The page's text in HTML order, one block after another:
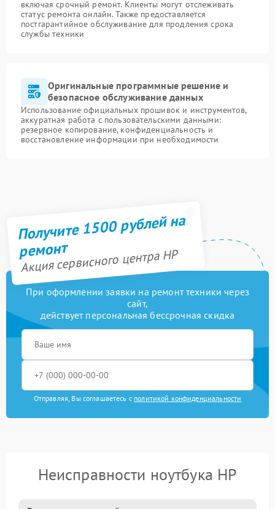
включая срочный ремонт. Клиенты могут отслеживать
статус ремонта онлайн. Также предоставляется
постгарантийное обслуживание для продления срока
службы техники
Оригинальные программные решение и
безопасное обслуживание данных
Использование официальных прошивок и инструментов,
аккуратная работа с пользовательскими данными:
резервное копирование, конфиденциальность и
восстановление информации при необходимости
Получите 1500 рублей на
ремонт
Акция сервисного центра HP
При оформлении заявки на ремонт техники через
сайт,
действует персональная бессрочная скидка
Отправляя, Вы соглашаетесь с политикой конфиденциальности
Неисправности ноутбука HP